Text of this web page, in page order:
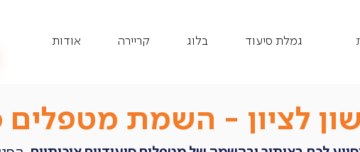
גמלת סיעוד בלוג קריירה אודות
לציון - השמת מטפלים